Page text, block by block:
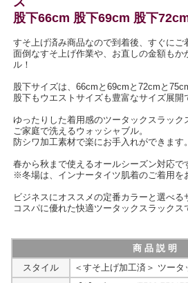
股下66cm 股下69cm 股下
すそ上げ済み商品なので到着後、すぐにご
面倒なすそ上げ作業や、お直しの金額もか
ル！
股下サイズは、66cmと69cmと72cmと
股下もウエストサイズも豊富なサイズ展開
ゆったりした着用感のツータックスラック
ご家庭で洗えるウォッシャブル。
防シワ加工素材で楽にお手入れができます。
春から秋まで使えるオールシーズン対応で
※冬場は、インナータイツ肌着のご着用を
ビジネスにオススメの定番カラーと選べる
コスパに優れた快適ツータックスラックス
商 品 説 明
スタイル
＜すそ上げ加工済＞ ツータ